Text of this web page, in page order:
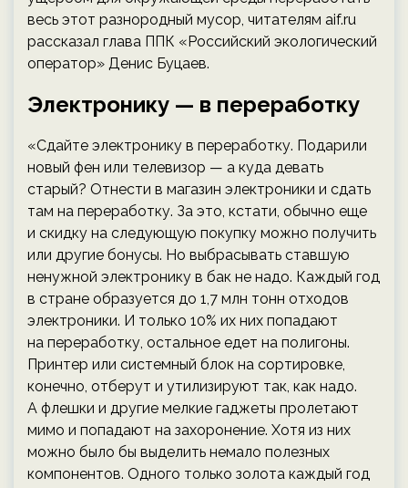
весь этот разнородный мусор, читателям aif.ru
рассказал глава ППК «Российский экологический
оператор» Денис Буцаев.
Электронику — в переработку
«Сдайте электронику в переработку. Подарили
новый фен или телевизор — а куда девать
старый? Отнести в магазин электроники и сдать
там на переработку. За это, кстати, обычно еще
и скидку на следующую покупку можно получить
или другие бонусы. Но выбрасывать ставшую
ненужной электронику в бак не надо. Каждый год
в стране образуется до 1,7 млн тонн отходов
электроники. И только 10% их них попадают
на переработку, остальное едет на полигоны.
Принтер или системный блок на сортировке,
конечно, отберут и утилизируют так, как надо.
А флешки и другие мелкие гаджеты пролетают
мимо и попадают на захоронение. Хотя из них
можно было бы выделить немало полезных
компонентов. Одного только золота каждый год